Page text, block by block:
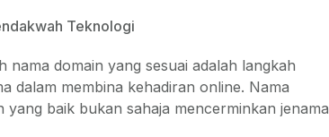
Teknologi
nama domain yang sesuai adalah langkah
dalam membina kehadiran online. Nama
yang baik bukan sahaja mencerminkan jenama